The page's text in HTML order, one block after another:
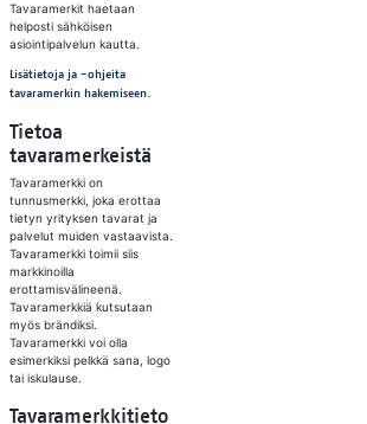
Tavaramerkit haetaan
helposti sähköisen
asiointipalvelun kautta.
Lisätietoja ja -ohjeita
tavaramerkin hakemiseen.‍
Tietoa
tavaramerkeistä
Tavaramerkki on
tunnusmerkki, joka erottaa
tietyn yrityksen tavarat ja
palvelut muiden vastaavista.
Tavaramerkki toimii siis
markkinoilla
erottamisvälineenä.
Tavaramerkkiä kutsutaan
myös brändiksi.
Tavaramerkki voi olla
esimerkiksi pelkkä sana, logo
tai iskulause.
Tavaramerkkitieto